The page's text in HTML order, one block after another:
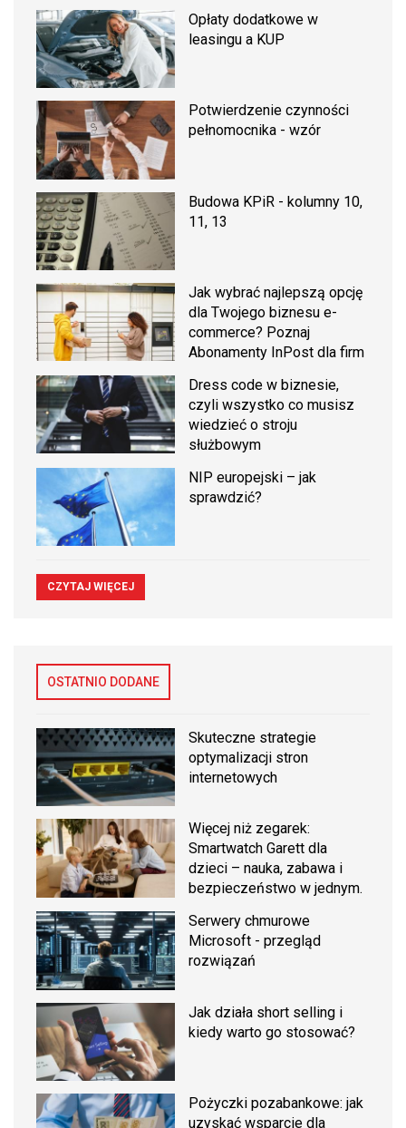
Opłaty dodatkowe w
leasingu a KUP
Potwierdzenie czynności
pełnomocnika - wzór
Budowa KPiR - kolumny 10,
11, 13
Jak wybrać najlepszą opcję
dla Twojego biznesu e-
commerce? Poznaj
Abonamenty InPost dla firm
Dress code w biznesie,
czyli wszystko co musisz
wiedzieć o stroju
służbowym
NIP europejski – jak
sprawdzić?
CZYTAJ WIĘCEJ
OSTATNIO DODANE
Skuteczne strategie
optymalizacji stron
internetowych
Więcej niż zegarek:
Smartwatch Garett dla
dzieci – nauka, zabawa i
bezpieczeństwo w jednym.
Serwery chmurowe
Microsoft - przegląd
rozwiązań
Jak działa short selling i
kiedy warto go stosować?
Pożyczki pozabankowe: jak
uzyskać wsparcie dla